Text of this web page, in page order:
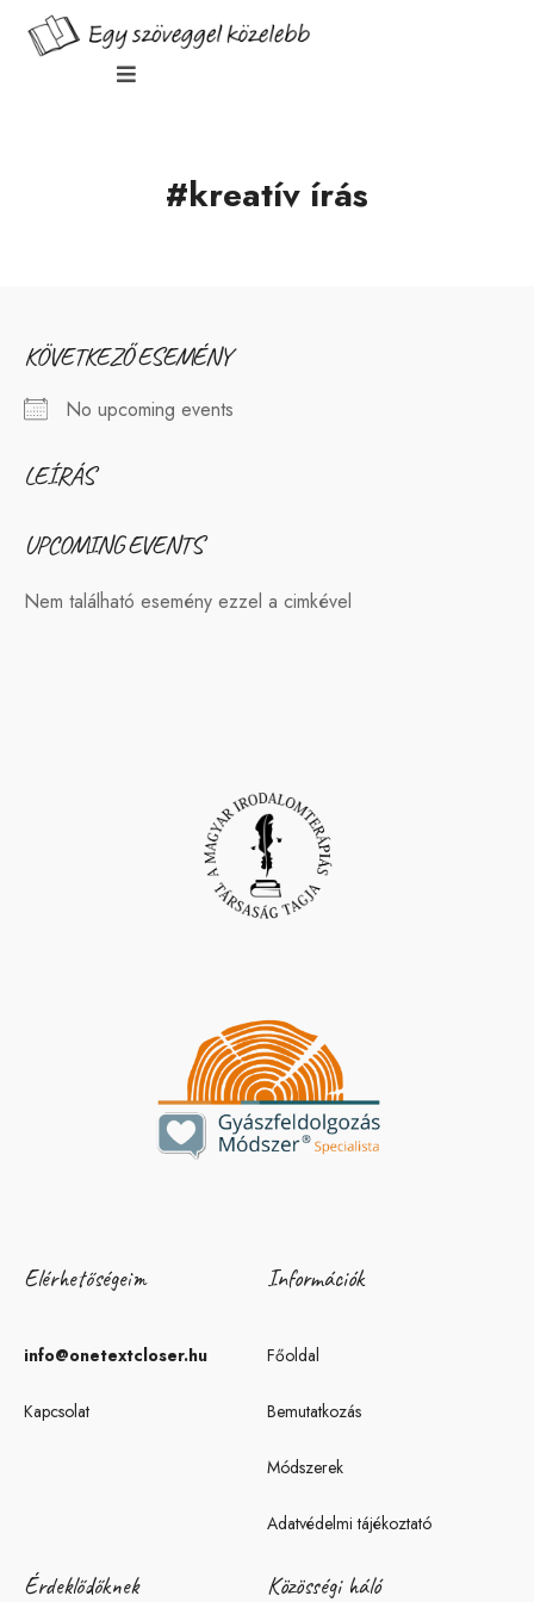
#kreatív írás
KÖVETKEZŐ ESEMÉNY
No upcoming events
LEÍRÁS
UPCOMING EVENTS
Nem található esemény ezzel a cimkével
Elérhetőségeim
info@onetextcloser.hu
Kapcsolat
Információk
Főoldal
Bemutatkozás
Módszerek
Adatvédelmi tájékoztató
Érdeklődőknek Közösségi háló